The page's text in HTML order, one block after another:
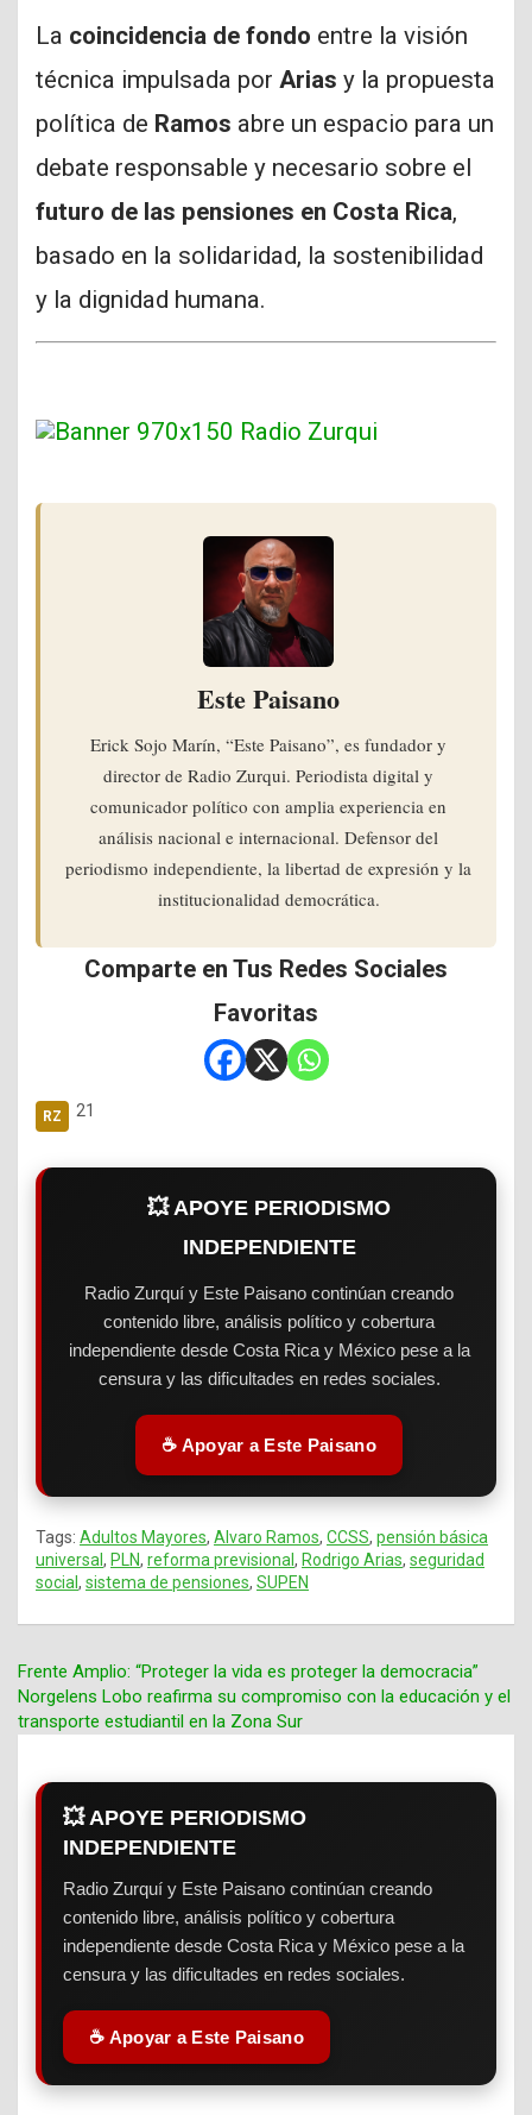
La coincidencia de fondo entre la visión
técnica impulsada por Arias y la propuesta
política de Ramos abre un espacio para un
debate responsable y necesario sobre el
futuro de las pensiones en Costa Rica,
basado en la solidaridad, la sostenibilidad
y la dignidad humana.
Este Paisano
Erick Sojo Marín, “Este Paisano”, es fundador y
director de Radio Zurqui. Periodista digital y
comunicador político con amplia experiencia en
análisis nacional e internacional. Defensor del
periodismo independiente, la libertad de expresión y la
institucionalidad democrática.
Comparte en Tus Redes Sociales
Favoritas
21
💥 APOYE PERIODISMO
INDEPENDIENTE
Radio Zurquí y Este Paisano continúan creando
contenido libre, análisis político y cobertura
independiente desde Costa Rica y México pese a la
censura y las dificultades en redes sociales.
☕ Apoyar a Este Paisano
Tags: Adultos Mayores, Alvaro Ramos, CCSS, pensión básica
universal, PLN, reforma previsional, Rodrigo Arias, seguridad
social, sistema de pensiones, SUPEN
Navegación
entradas
Frente Amplio: “Proteger la vida es proteger la democracia”
Norgelens Lobo reafirma su compromiso con la educación y el
transporte estudiantil en la Zona Sur
💥 APOYE PERIODISMO
INDEPENDIENTE
Radio Zurquí y Este Paisano continúan creando
contenido libre, análisis político y cobertura
independiente desde Costa Rica y México pese a la
censura y las dificultades en redes sociales.
☕ Apoyar a Este Paisano